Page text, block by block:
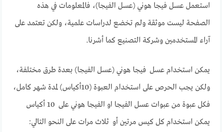
استعمل عسل فيجا هوني (عسل الفيجا)، فالمعلومات في هذه
الصفحة ليست موثقة ولم تخضع لدراسات علمية، ولكن تعتمد على
آراء المستخدمين وشركة التصنيع كما أشرنا.
يمكن استخدام عسل فيجا هوني (عسل الفيجا) بعدة طرق مختلفة،
ولكن يجب الحرص على استخدام العبوة (10أكياس) لمدة شهر كامل،
فكل عبوة من عبوات عسل الفيجا او الفيجا هوني على 10 أكياس
يمكن استخدام كل كيس مرتين أو ثلاث مرات على النحو التالي: